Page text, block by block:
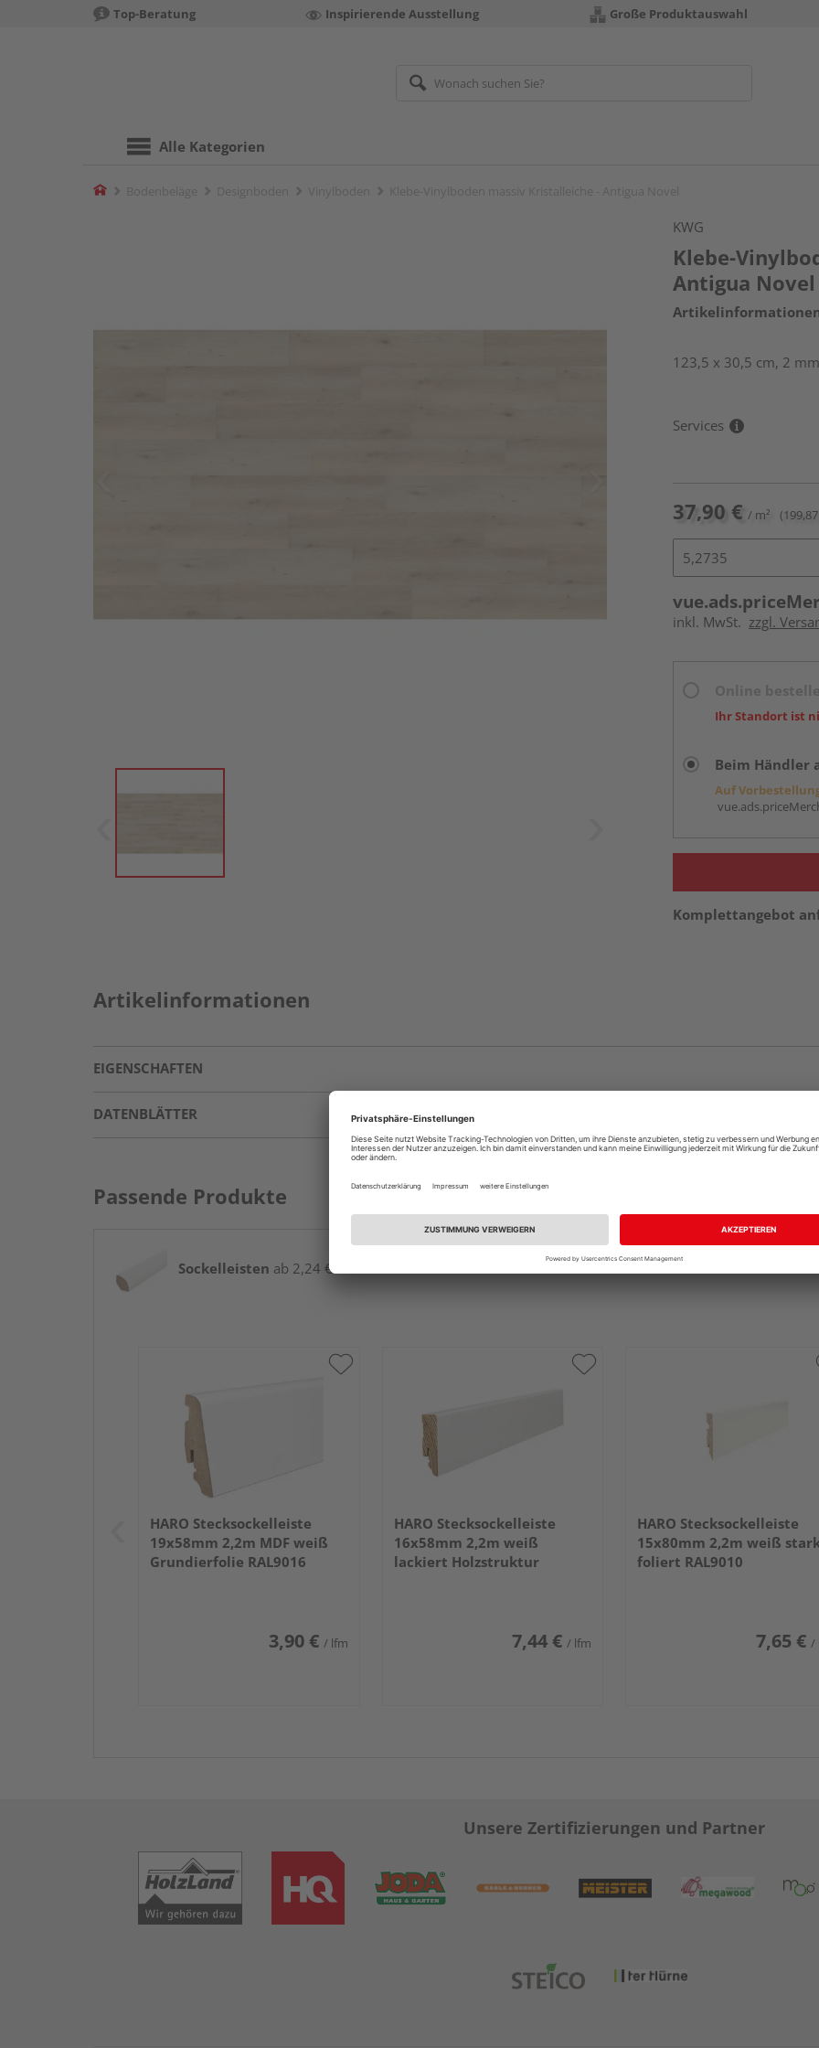
Top-Beratung Inspirierende Ausstellung Große Produktauswahl
Alle Kategorien
Home
KWG
Klebe-
Antigua Novel
123,5 x 30,5 cm, 2
Services
37,90 € / m²
inkl. MwSt. zzgl.
Ihr Standort ist
Beim Händler
Auf
Komplettangebot
Artikelinformationen
EIGENSCHAFTEN
DATENBLÄTTER
Passende Produkte
Sockelleisten ab 2,24 € / lfm
HARO Stecksockelleiste
19x58mm 2,2m MDF weiß
Grundierfolie RAL9016
3,90 € / lfm
HARO Stecksockelleiste
16x58mm 2,2m weiß
lackiert Holzstruktur
7,44 € / lfm
HARO Stecksockelleiste
15x80mm 2,2m weiß
foliert RAL9010
7,65 € /
Unsere Zertifizierungen und Partner